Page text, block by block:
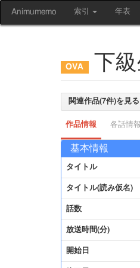
Animumemo 索引 年表
下級
関連作品(7件)を見る
作品情報 各話情報
基本情報
タイトル
タイトル(読み仮名)
話数
放送時間(分)
開始日